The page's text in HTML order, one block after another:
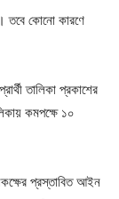
তবে কোনো কারণে
তালিকা প্রকাশের
কমপক্ষে ১০
প্রস্তাবিত আইন